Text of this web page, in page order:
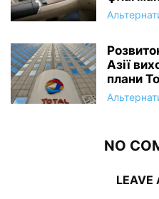
Азії
плани
NO
LEAVE